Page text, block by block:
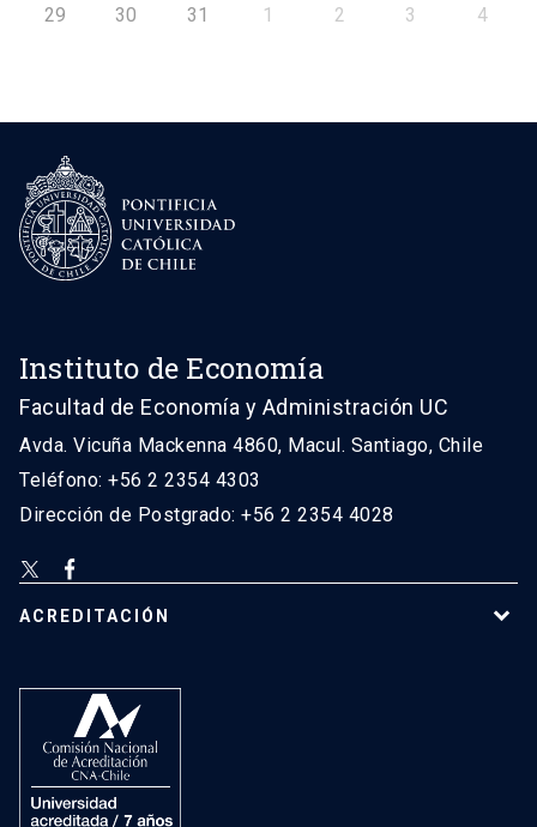
29 30 31 1 2 3 4
Instituto de Economía
Facultad de Economía y Administración UC
Avda. Vicuña Mackenna 4860, Macul. Santiago, Chile
Teléfono: +56 2 2354 4303
Dirección de Postgrado: +56 2 2354 4028
ACREDITACIÓN